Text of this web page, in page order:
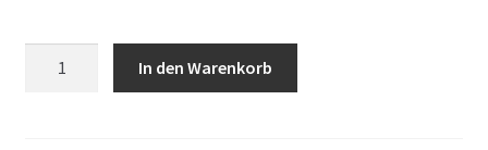
In den Warenkorb